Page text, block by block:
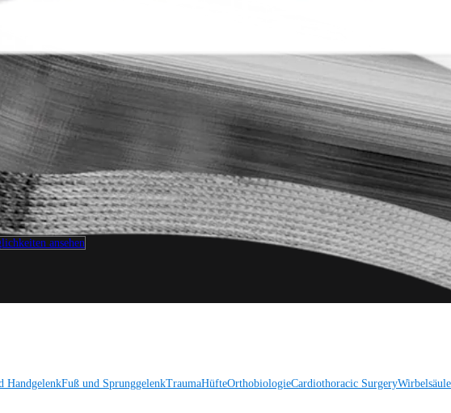
ansehen
HandgelenkFuß und SprunggelenkTraumaHüfteOrthobiologieCardiothoracic SurgeryWirbelsäule